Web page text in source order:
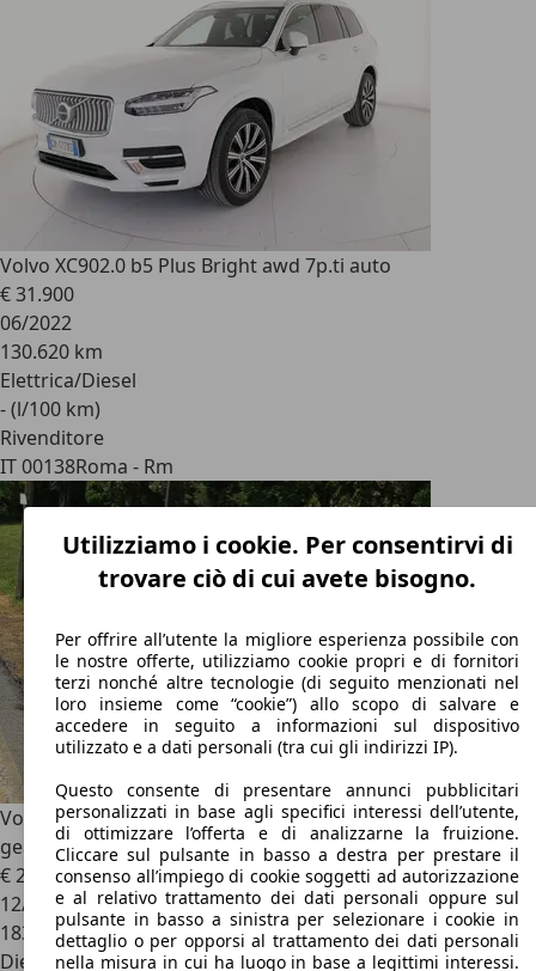
Volvo XC902.0 b5 Plus Bright awd 7p.ti auto
€ 31.900
06/2022
130.620 km
Elettrica/Diesel
- (l/100 km)
Rivenditore
IT 00138Roma - Rm
Volvo XC90XC90 II 2015 2.0 d5 R-design awd 235cv 7p
geartronic my18
€ 25.500
12/2018
183.000 km
Diesel
Utilizziamo i cookie. Per consentirvi di
trovare ciò di cui avete bisogno.
Per offrire all’utente la migliore esperienza possibile con
le nostre offerte, utilizziamo cookie propri e di fornitori
terzi nonché altre tecnologie (di seguito menzionati nel
loro insieme come “cookie”) allo scopo di salvare e
accedere in seguito a informazioni sul dispositivo
utilizzato e a dati personali (tra cui gli indirizzi IP).
Questo consente di presentare annunci pubblicitari
personalizzati in base agli specifici interessi dell’utente,
di ottimizzare l’offerta e di analizzarne la fruizione.
Cliccare sul pulsante in basso a destra per prestare il
consenso all’impiego di cookie soggetti ad autorizzazione
e al relativo trattamento dei dati personali oppure sul
pulsante in basso a sinistra per selezionare i cookie in
dettaglio o per opporsi al trattamento dei dati personali
nella misura in cui ha luogo in base a legittimi interessi.